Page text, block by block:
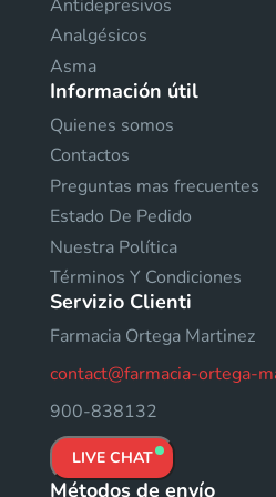
Antidepresivos
Analgésicos
Asma
Información útil
Quienes somos
Contactos
Preguntas mas frecuentes
Estado De Pedido
Nuestra Política
Términos Y Condiciones
Servizio Clienti
Farmacia Ortega Martinez
contact@farmacia-ortega-
900-838132
LIVE CHAT
Métodos de envío